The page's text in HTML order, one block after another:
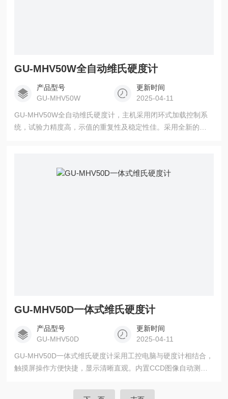
GU-MHV50W全自动维氏硬度计
产品型号
GU-MHV50W
更新时间
2025-04-11
GU-MHV50W全自动维氏硬度计，主机采用闭环式加载控制系
统，试验力精度高，示值的重复性及稳定性佳。采用全新的高
同时通过高精度XY平台，可实现路线规划功能，自由选点，设
GU-MHV50D一体式维氏硬度计
产品型号
GU-MHV50D
更新时间
2025-04-11
GU-MHV50D一体式维氏硬度计采用工控电脑与硬度计相结合，
触摸屏操作方便快捷，显示清晰直观。内置CCD图像自动测量
值，测量精度高，性能稳定，避免了光源给眼睛带来的刺激和